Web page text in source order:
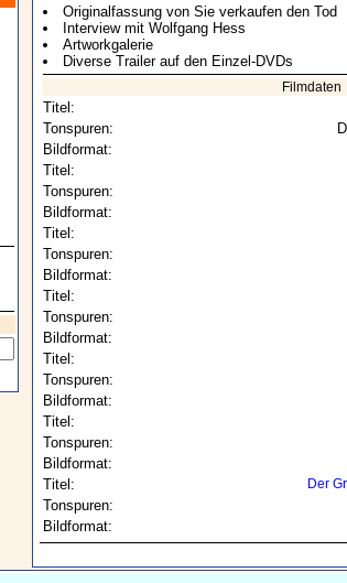
Originalfassung von Sie verkaufen den Tod
Interview mit Wolfgang Hess
Artworkgalerie
Diverse Trailer auf den Einzel-DVDs
Filmdaten
Titel:
Tonspuren:
Bildformat:
Titel:
Tonspuren:
Bildformat:
Titel:
Tonspuren:
Bildformat:
Titel:
Tonspuren:
Bildformat:
Titel:
Tonspuren:
Bildformat:
Titel:
Tonspuren:
Bildformat:
Titel:
Der
Tonspuren:
Bildformat: